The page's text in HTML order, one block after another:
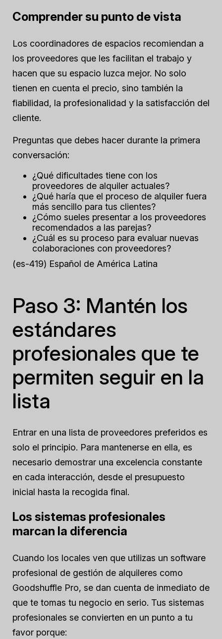
Comprender su punto de vista
Los coordinadores de espacios recomiendan a
los proveedores que les facilitan el trabajo y
hacen que su espacio luzca mejor. No solo
tienen en cuenta el precio, sino también la
fiabilidad, la profesionalidad y la satisfacción del
cliente.
Preguntas que debes hacer durante la primera
conversación:
¿Qué dificultades tiene con los
proveedores de alquiler actuales?
¿Qué haría que el proceso de alquiler fuera
más sencillo para tus clientes?
¿Cómo sueles presentar a los proveedores
recomendados a las parejas?
¿Cuál es su proceso para evaluar nuevas
colaboraciones con proveedores?
(es-419) Español de América Latina
Paso 3: Mantén los
estándares
profesionales que te
permiten seguir en la
lista
Entrar en una lista de proveedores preferidos es
solo el principio. Para mantenerse en ella, es
necesario demostrar una excelencia constante
en cada interacción, desde el presupuesto
inicial hasta la recogida final.
Los sistemas profesionales
marcan la diferencia
Cuando los locales ven que utilizas un software
profesional de gestión de alquileres como
Goodshuffle Pro, se dan cuenta de inmediato de
que te tomas tu negocio en serio. Tus sistemas
profesionales se convierten en un punto a tu
favor porque: